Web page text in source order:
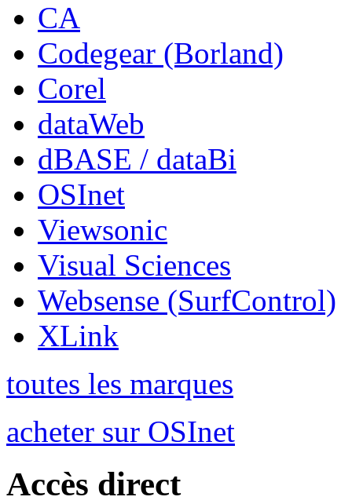
CA
Codegear (Borland)
Corel
dataWeb
dBASE / dataBi
OSInet
Viewsonic
Visual Sciences
Websense (SurfControl)
XLink
toutes les marques
acheter sur OSInet
Accès direct